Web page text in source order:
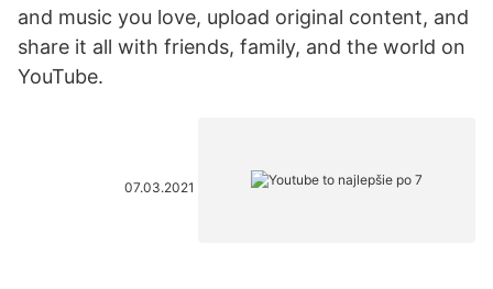
and music you love, upload original content, and
share it all with friends, family, and the world on
YouTube.
07.03.2021